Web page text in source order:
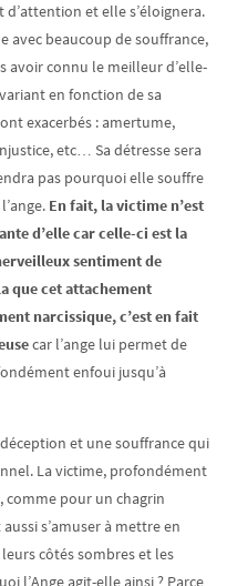
et elle s’éloignera.
avec beaucoup de souffrance,
avoir connu le meilleur d’elle-
en fonction de sa
exacerbés : amertume,
etc… Sa détresse sera
pas pourquoi elle souffre
En fait, la victime n’est
d’elle car celle-ci est la
sentiment de
que cet attachement
narcissique, c’est en fait
car l’ange lui permet de
enfoui jusqu’à
et une souffrance qui
La victime, profondément
comme pour un chagrin
s’amuser à mettre en
côtés sombres et les
l’Ange agit-elle ainsi ? Parce